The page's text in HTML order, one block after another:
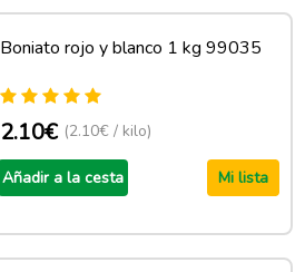
Boniato rojo y blanco 1 kg 99035
2.10€ (2.10€ / kilo)
Añadir a la cesta Mi lista